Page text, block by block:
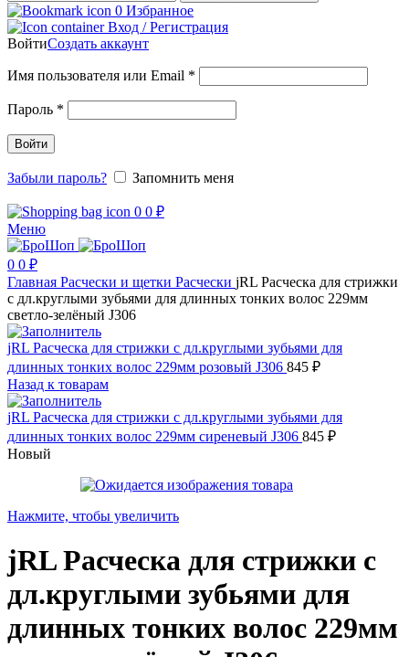
0 Избранное
Вход / Регистрация
ВойтиСоздать аккаунт
Имя пользователя или Email *
Пароль *
Войти
Забыли пароль? Запомнить меня
0 0 ₽
Меню
0 0 ₽
Главная Расчески и щетки Расчески jRL Расческа для стрижки
с дл.круглыми зубьями для длинных тонких волос 229мм
светло-зелёный J306
jRL Расческа для стрижки с дл.круглыми зубьями для
длинных тонких волос 229мм розовый J306 845 ₽
Назад к товарам
jRL Расческа для стрижки с дл.круглыми зубьями для
длинных тонких волос 229мм сиреневый J306 845 ₽
Новый
Нажмите, чтобы увеличить
jRL Расческа для стрижки с
дл.круглыми зубьями для
длинных тонких волос 229мм